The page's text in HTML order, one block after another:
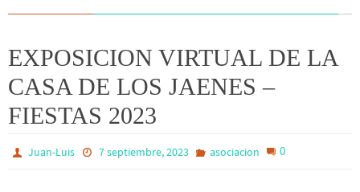
EXPOSICION VIRTUAL DE LA
CASA DE LOS JAENES –
FIESTAS 2023
Juan-Luis 7 septiembre, 2023 asociacion 0